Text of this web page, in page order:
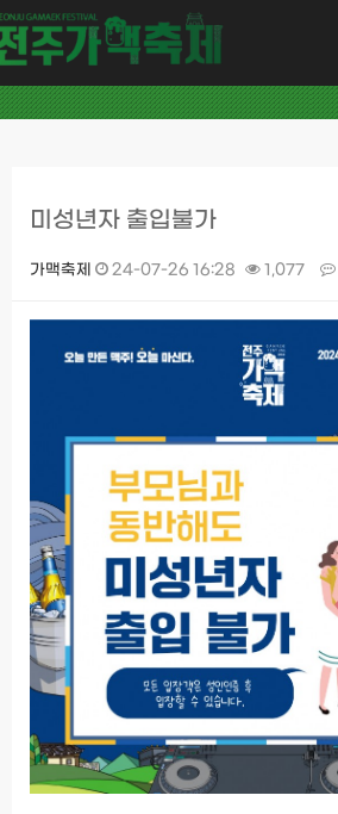
미성년자 출입불가
가맥축제 24-07-26 16:28 1,077